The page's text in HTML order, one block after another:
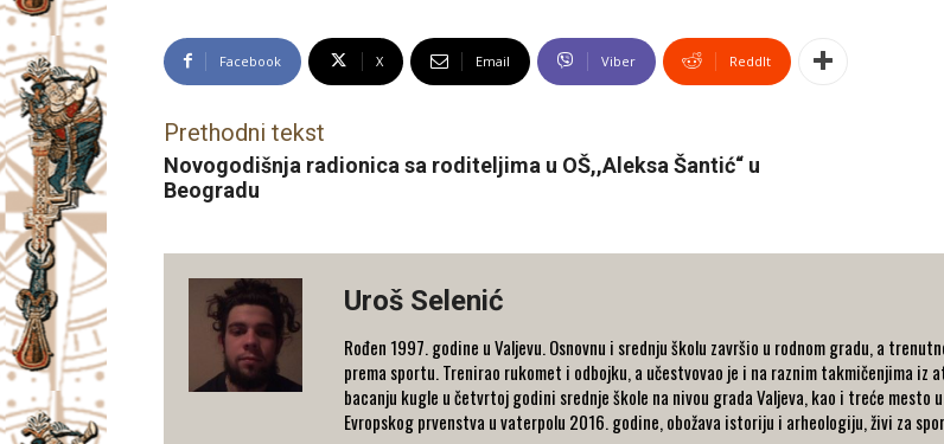
Facebook X Email Viber ReddIt
Prethodni tekst
Novogodišnja radionica sa roditeljima u OŠ,,Aleksa Šantić“ u
Beogradu
Uroš Selenić
Rođen 1997. godine u Valjevu. Osnovnu i srednju školu završio u rodnom gradu, a
prema sportu. Trenirao rukomet i odbojku, a učestvovao je i na raznim takmičenjima
bacanju kugle u četvrtoj godini srednje škole na nivou grada Valjeva, kao i treće
Evropskog prvenstva u vaterpolu 2016. godine, obožava istoriju i arheologiju, živi za